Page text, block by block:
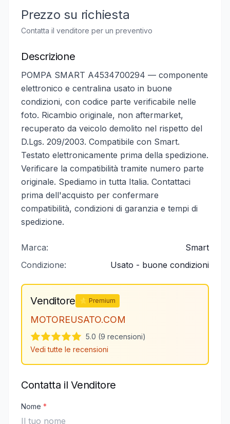
Prezzo su richiesta
Contatta il venditore per un preventivo
Descrizione
POMPA SMART A4534700294 — componente
elettronico e centralina usato in buone
condizioni, con codice parte verificabile nelle
foto. Ricambio originale, non aftermarket,
recuperato da veicolo demolito nel rispetto del
D.Lgs. 209/2003. Compatibile con Smart.
Testato elettronicamente prima della spedizione.
Verificare la compatibilità tramite numero parte
originale. Spediamo in tutta Italia. Contattaci
prima dell'acquisto per confermare
compatibilità, condizioni di garanzia e tempi di
spedizione.
Marca:
Smart
Condizione:
Usato - buone condizioni
Venditore ⭐ Premium
MOTOREUSATO.COM
5.0 (9 recensioni)
Vedi tutte le recensioni
Contatta il Venditore
Nome *